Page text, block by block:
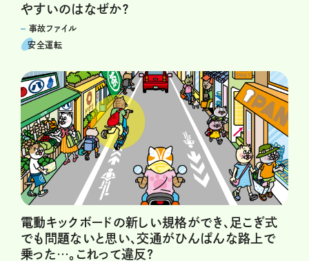
やすいのはなぜか？
事故ファイル
安全運転
電動キックボードの新しい規格ができ、足こぎ式
でも問題ないと思い、交通がひんぱんな路上で
乗った…。これって違反?